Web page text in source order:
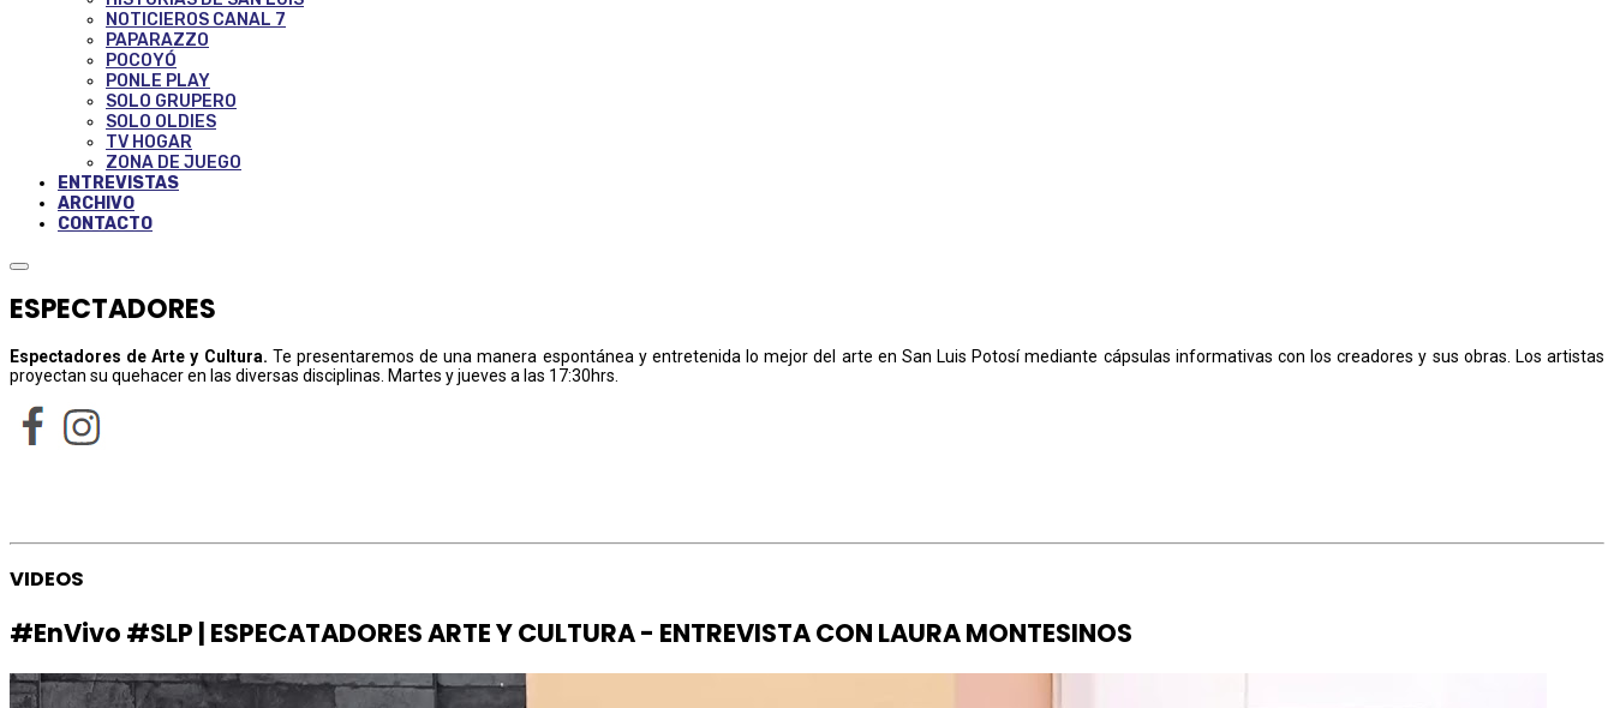
NOTICIEROS CANAL 7
PAPARAZZO
POCOYÓ
PONLE PLAY
SOLO GRUPERO
SOLO OLDIES
TV HOGAR
ZONA DE JUEGO
ENTREVISTAS
ARCHIVO
CONTACTO
ESPECTADORES
Espectadores de Arte y Cultura. Te presentaremos de una manera espontánea y entretenida lo mejor del arte en San Luis Potosí mediante cápsulas informativas con los creadores y sus obras. Los artistas
proyectan su quehacer en las diversas disciplinas. Martes y jueves a las 17:30hrs.
VIDEOS
#EnVivo #SLP | ESPECATADORES ARTE Y CULTURA - ENTREVISTA CON LAURA MONTESINOS